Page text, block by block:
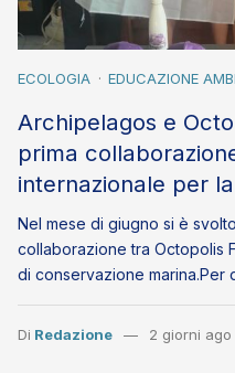
ECOLOGIA EDUCAZIONE
Archipelagos e
prima
internazionale per
Nel mese di giugno si è
collaborazione tra Octopolis
di conservazione marina.Per
Di Redazione 2 giorni ago